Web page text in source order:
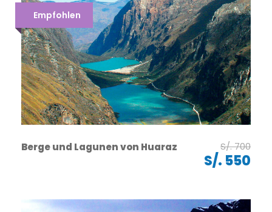
Empfohlen
Berge und Lagunen von Huaraz S/. 700
S/. 550